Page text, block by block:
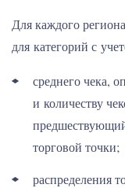
Для каждого
для категорий с
среднего чека,
и количеству
торговой точки;
распределения